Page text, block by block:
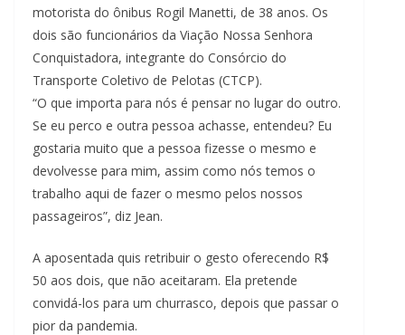
motorista do ônibus Rogil Manetti, de 38 anos. Os
dois são funcionários da Viação Nossa Senhora
Conquistadora, integrante do Consórcio do
Transporte Coletivo de Pelotas (CTCP).
“O que importa para nós é pensar no lugar do outro.
Se eu perco e outra pessoa achasse, entendeu? Eu
gostaria muito que a pessoa fizesse o mesmo e
devolvesse para mim, assim como nós temos o
trabalho aqui de fazer o mesmo pelos nossos
passageiros”, diz Jean.
A aposentada quis retribuir o gesto oferecendo R$
50 aos dois, que não aceitaram. Ela pretende
convidá-los para um churrasco, depois que passar o
pior da pandemia.